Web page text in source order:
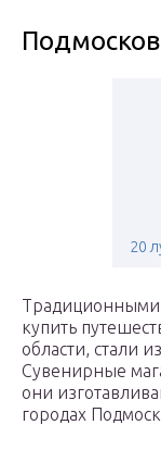
20
Традиционными
купить
области, стали
Сувенирные
они
городах